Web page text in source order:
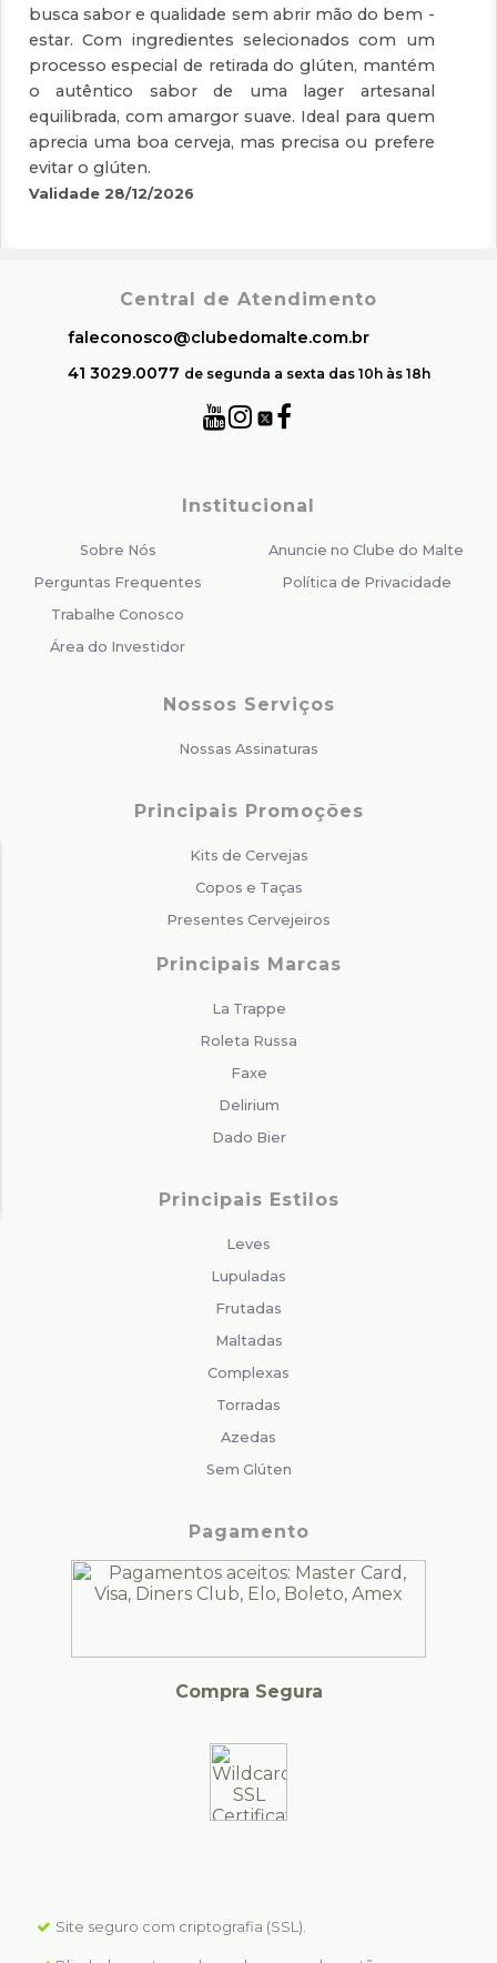
busca sabor e qualidade sem abrir mão do bem -
estar. Com ingredientes selecionados com um
processo especial de retirada do glúten, mantém
o autêntico sabor de uma lager artesanal
equilibrada, com amargor suave. Ideal para quem
aprecia uma boa cerveja, mas precisa ou prefere
evitar o glúten.
Validade 28/12/2026
Central de Atendimento
faleconosco@clubedomalte.com.br
41 3029.0077 de segunda a sexta das 10h às 18h
Institucional
Sobre Nós
Perguntas Frequentes
Trabalhe Conosco
Área do Investidor
Anuncie no Clube do Malte
Política de Privacidade
Nossos Serviços
Nossas Assinaturas
Principais Promoções
Kits de Cervejas
Copos e Taças
Presentes Cervejeiros
Principais Marcas
La Trappe
Roleta Russa
Faxe
Delirium
Dado Bier
Principais Estilos
Leves
Lupuladas
Frutadas
Maltadas
Complexas
Torradas
Azedas
Sem Glúten
Pagamento
Compra Segura
Site seguro com criptografia (SSL).